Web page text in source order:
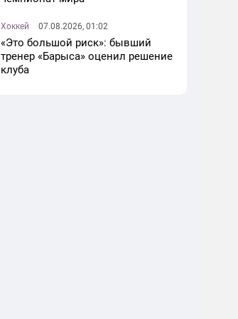
Хоккей 07.08.2026, 01:02
«Это большой риск»: бывший
тренер «Барыса» оценил решение
клуба